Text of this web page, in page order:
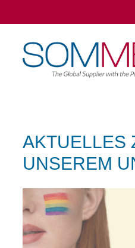
AKTUELLES
UNSEREM